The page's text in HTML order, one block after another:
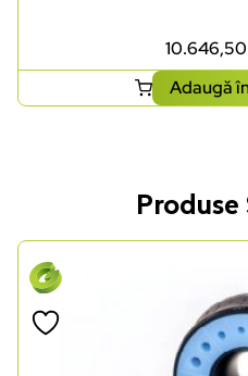
10.646,50
Adaugă